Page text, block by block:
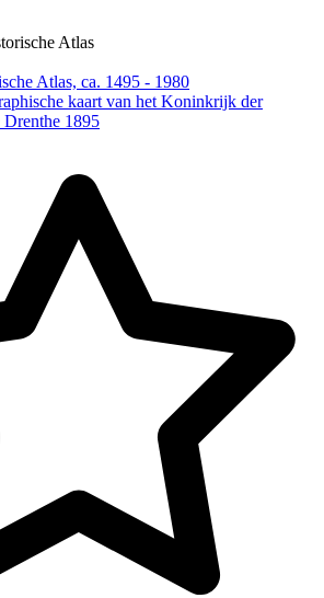
Atlas
Atlas, ca. 1495 - 1980
kaart van het Koninkrijk der
1895